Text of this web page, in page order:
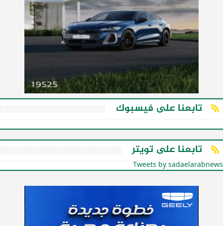
تابعنا على فيسبوك
تابعنا على تويتر
Tweets by sadaelarabnews